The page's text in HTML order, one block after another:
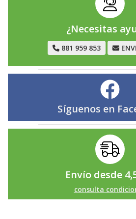
¿Necesitas
881 959 853
Síguenos en
Envío desde
consulta